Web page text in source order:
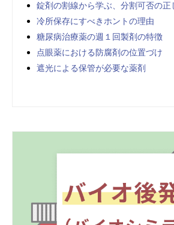
錠剤の割線から学ぶ、分割可否の正
冷所保存にすべきホントの理由
糖尿病治療薬の週１回製剤の特徴
点眼薬における防腐剤の位置づけ
遮光による保管が必要な薬剤